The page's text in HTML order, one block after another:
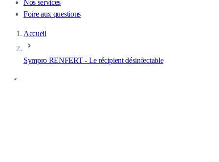
Nos services
Foire aux questions
Accueil
Sympro RENFERT - Le récipient désinfectable